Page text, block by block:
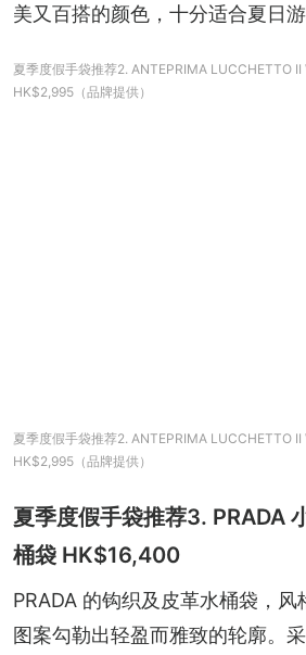
美又百搭的颜色，十分适合夏日游
夏季度假手袋推荐2. ANTEPRIMA LUCCHETTO II
HK$2,995（品牌提供）
夏季度假手袋推荐2. ANTEPRIMA LUCCHETTO II
HK$2,995（品牌提供）
夏季度假手袋推荐3. PRADA
桶袋 HK$16,400
PRADA 的钩织及皮革水桶袋，
图案勾勒出轻盈而雅致的轮廓。